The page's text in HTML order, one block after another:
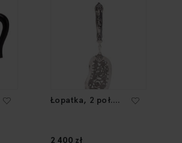
Łopatka, 2 poł.
2 400 zł